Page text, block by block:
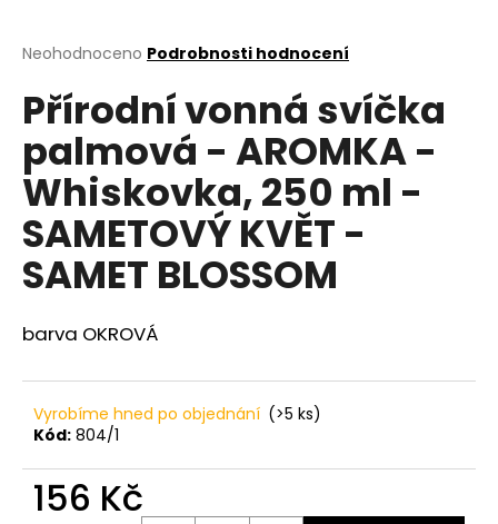
Průměrné
produktu
je
5
hvězdiček.
Neohodnoceno Podrobnosti hodnocení
Přírodní vonná svíčka
palmová - AROMKA -
Whiskovka, 250 ml -
SAMETOVÝ KVĚT -
SAMET BLOSSOM
barva OKROVÁ
Vyrobíme hned po objednání (>5 ks)
Kód: 804/1
156 Kč
j
t
?
HLEDAT
o
p
o
u